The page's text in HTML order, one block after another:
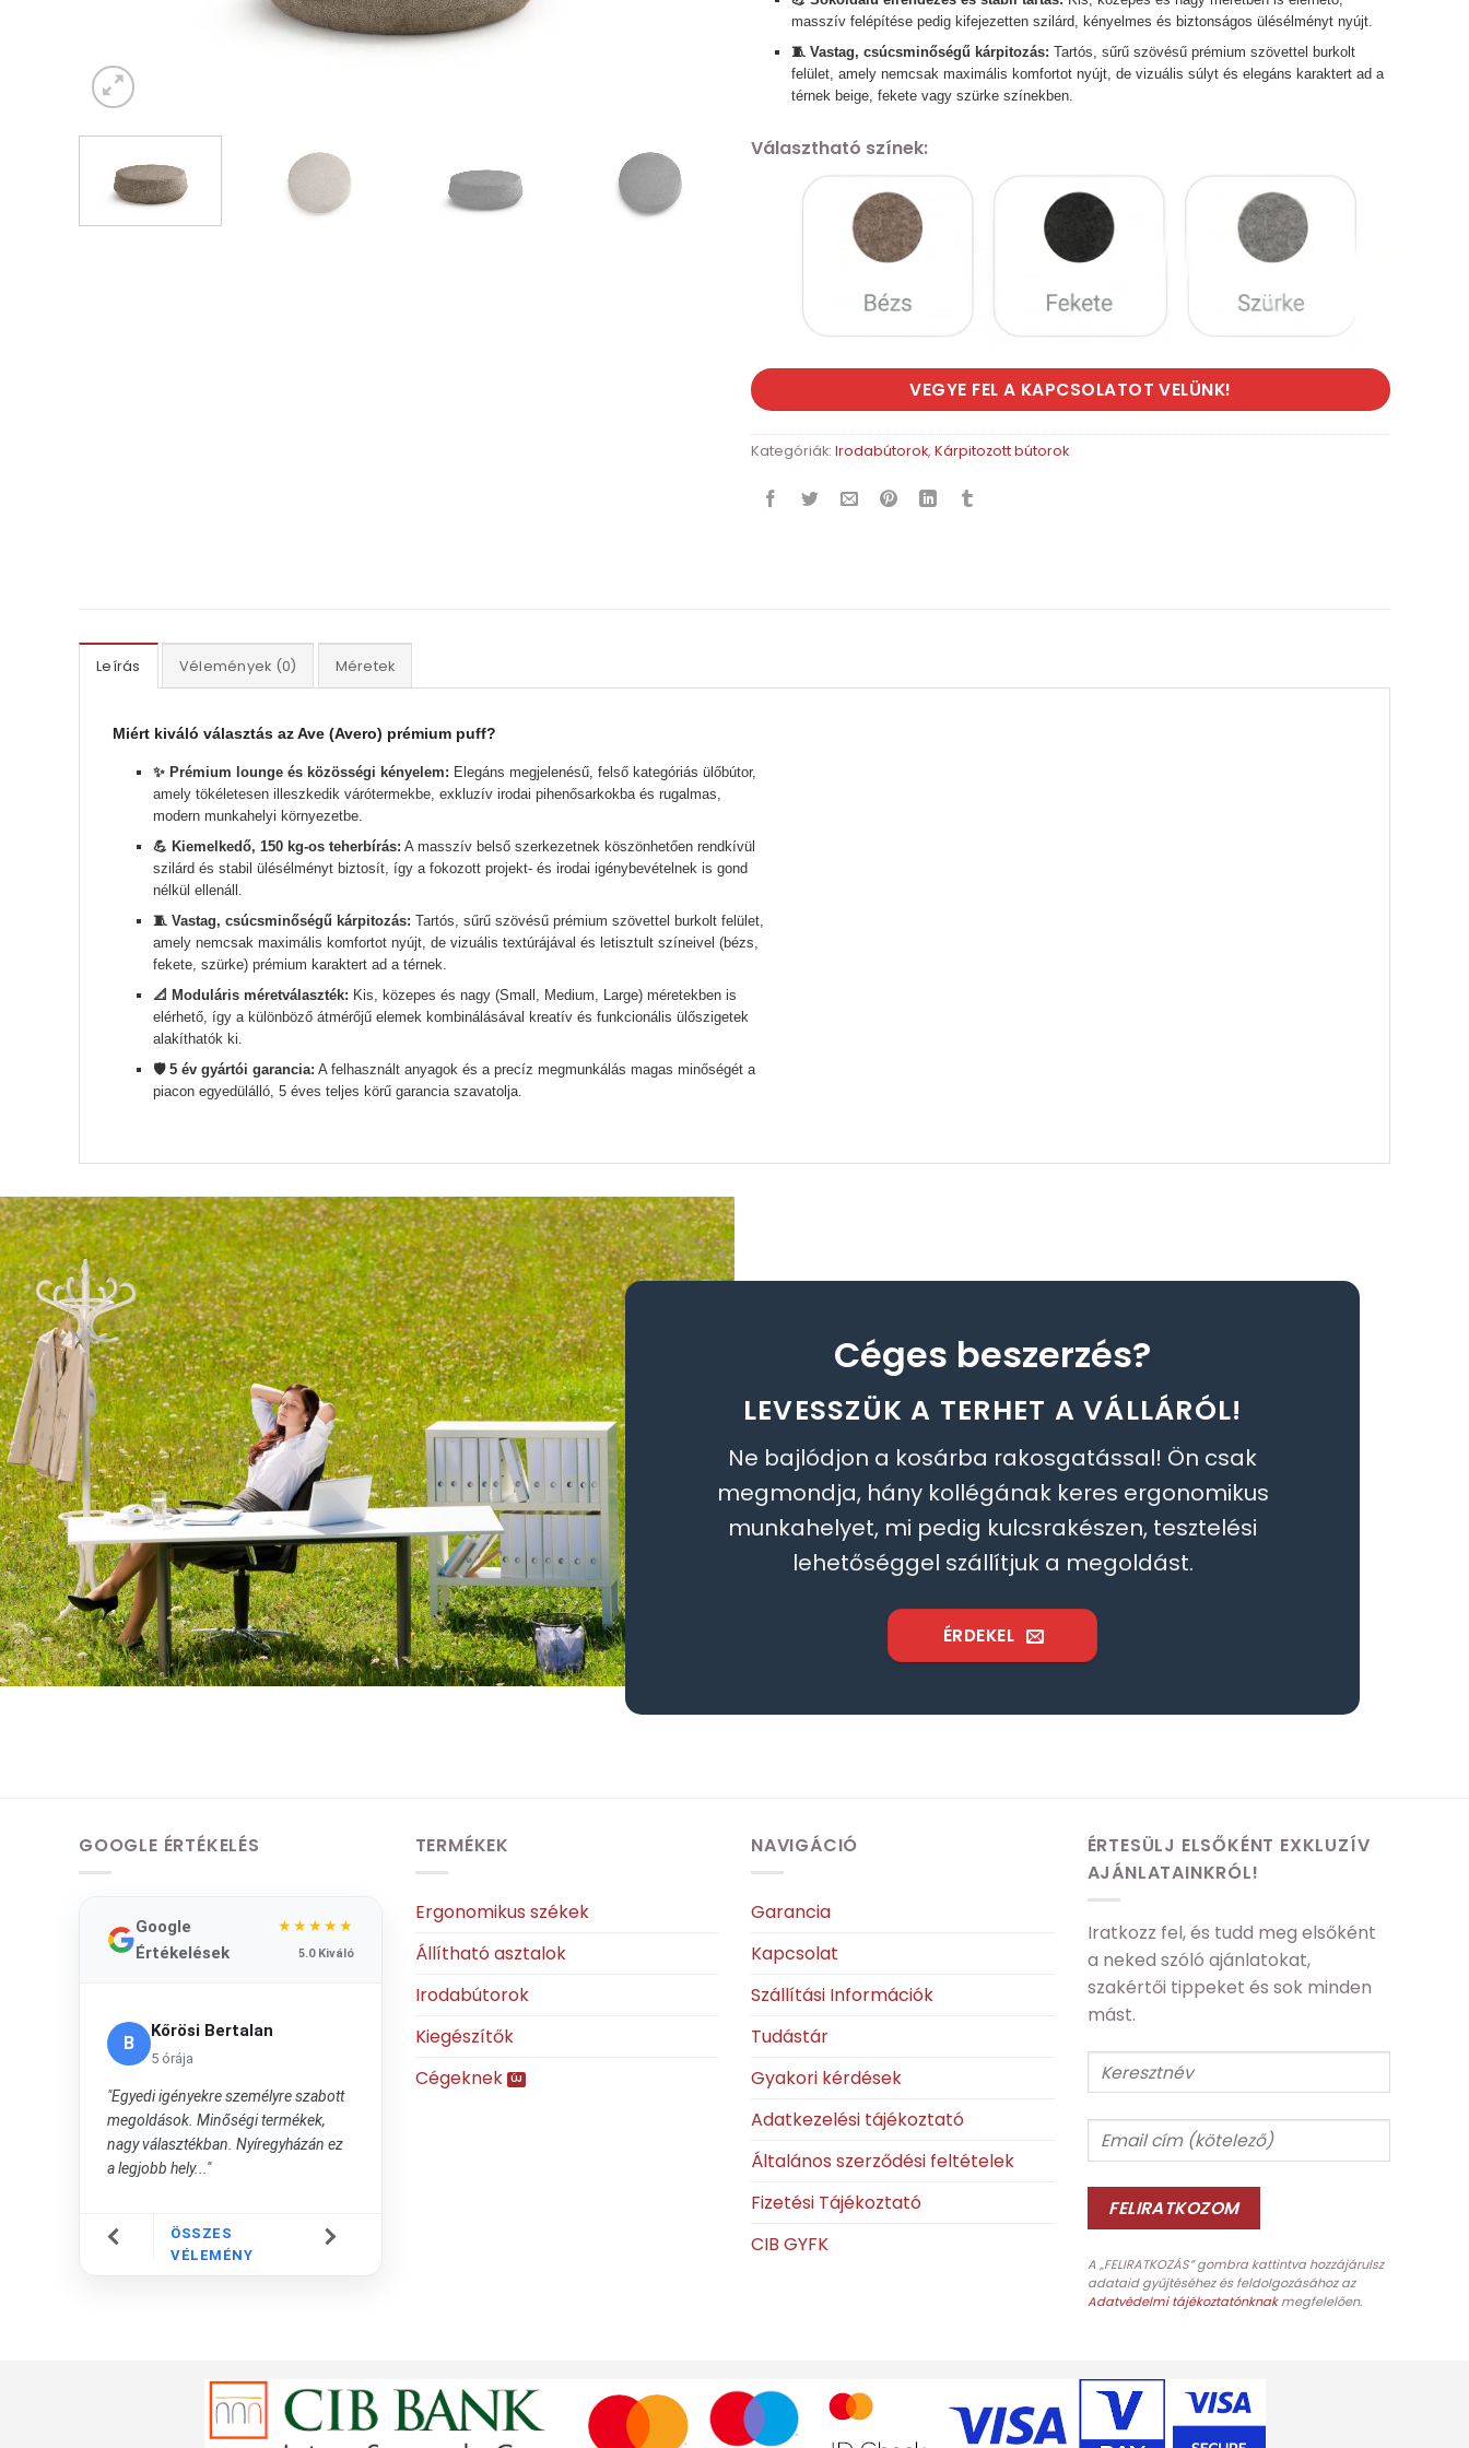
masszív felépítése pedig kifejezetten szilárd, kényelmes és biztonságos ülésélményt nyújt.
🧵 Vastag, csúcsminőségű kárpitozás: Tartós, sűrű szövésű prémium szövettel burkolt
felület, amely nemcsak maximális komfortot nyújt, de vizuális súlyt és elegáns karaktert ad a
térnek beige, fekete vagy szürke színekben.
Választható színek:
VEGYE FEL A KAPCSOLATOT VELÜNK!
Kategóriák: Irodabútorok, Kárpitozott bútorok
Leírás Vélemények (0) Méretek
Miért kiváló választás az Ave (Avero) prémium puff?
✨ Prémium lounge és közösségi kényelem: Elegáns megjelenésű, felső kategóriás ülőbútor,
amely tökéletesen illeszkedik várótermekbe, exkluzív irodai pihenősarkokba és rugalmas,
modern munkahelyi környezetbe.
💪 Kiemelkedő, 150 kg-os teherbírás: A masszív belső szerkezetnek köszönhetően rendkívül
szilárd és stabil ülésélményt biztosít, így a fokozott projekt- és irodai igénybevételnek is gond
nélkül ellenáll.
🧵 Vastag, csúcsminőségű kárpitozás: Tartós, sűrű szövésű prémium szövettel burkolt felület,
amely nemcsak maximális komfortot nyújt, de vizuális textúrájával és letisztult színeivel (bézs,
fekete, szürke) prémium karaktert ad a térnek.
📐 Moduláris méretválaszték: Kis, közepes és nagy (Small, Medium, Large) méretekben is
elérhető, így a különböző átmérőjű elemek kombinálásával kreatív és funkcionális ülőszigetek
alakíthatók ki.
🛡️ 5 év gyártói garancia: A felhasznált anyagok és a precíz megmunkálás magas minőségét a
piacon egyedülálló, 5 éves teljes körű garancia szavatolja.
Céges beszerzés?
LEVESSZÜK A TERHET A VÁLLÁRÓL!
Ne bajlódjon a kosárba rakosgatással! Ön csak
megmondja, hány kollégának keres ergonomikus
munkahelyet, mi pedig kulcsrakészen, tesztelési
lehetőséggel szállítjuk a megoldást.
ÉRDEKEL
GOOGLE ÉRTÉKELÉS
Google
Értékelések
★★★★★
5.0 Kiváló
B
Kőrösi Bertalan
5 órája
"Egyedi igényekre személyre szabott
megoldások. Minőségi termékek,
nagy választékban. Nyíregyházán ez
a legjobb hely..."
ÖSSZES
VÉLEMÉNY
TERMÉKEK
Ergonomikus székek
Állítható asztalok
Irodabútorok
Kiegészítők
Cégeknek
NAVIGÁCIÓ
Garancia
Kapcsolat
Szállítási Információk
Tudástár
Gyakori kérdések
Adatkezelési tájékoztató
Általános szerződési feltételek
Fizetési Tájékoztató
CIB GYFK
ÉRTESÜLJ ELSŐKÉNT EXKLUZÍV
AJÁNLATAINKRÓL!
Iratkozz fel, és tudd meg elsőként
a neked szóló ajánlatokat,
szakértői tippeket és sok minden
mást.
A „FELIRATKOZÁS” gombra kattintva hozzájárulsz
adataid gyűjtéséhez és feldolgozásához az
Adatvédelmi tájékoztatónknakmegfelelően.